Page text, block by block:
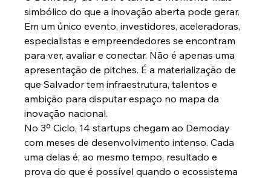
simbólico do que a inovação aberta pode gerar.
Em um único evento, investidores, aceleradoras,
especialistas e empreendedores se encontram
para ver, avaliar e conectar. Não é apenas uma
apresentação de pitches. É a materialização de
que Salvador tem infraestrutura, talentos e
ambição para disputar espaço no mapa da
inovação nacional.
No 3º Ciclo, 14 startups chegam ao Demoday
com meses de desenvolvimento intenso. Cada
uma delas é, ao mesmo tempo, resultado e
prova do que é possível quando o ecossistema